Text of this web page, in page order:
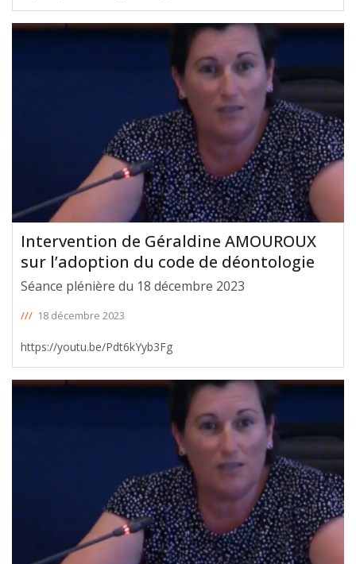
Intervention de Géraldine AMOUROUX
sur l’adoption du code de déontologie
Séance plénière du 18 décembre 2023
/// 18 décembre 2023
https://youtu.be/Pdt6kYyb3Fg